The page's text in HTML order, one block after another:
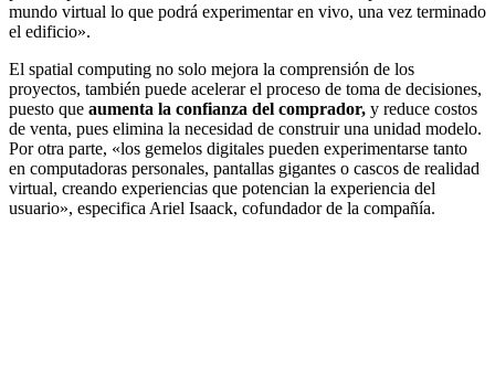
mundo virtual lo que podrá experimentar en vivo, una vez terminado
el edificio».
El spatial computing no solo mejora la comprensión de los
proyectos, también puede acelerar el proceso de toma de decisiones,
puesto que aumenta la confianza del comprador, y reduce costos
de venta, pues elimina la necesidad de construir una unidad modelo.
Por otra parte, «los gemelos digitales pueden experimentarse tanto
en computadoras personales, pantallas gigantes o cascos de realidad
virtual, creando experiencias que potencian la experiencia del
usuario», especifica Ariel Isaack, cofundador de la compañía.